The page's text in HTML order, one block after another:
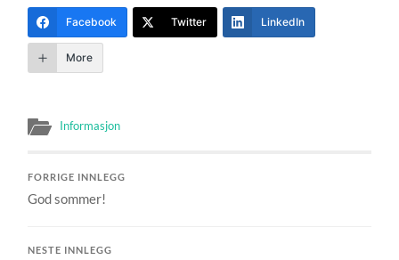
Facebook Twitter LinkedIn
More
Informasjon
FORRIGE INNLEGG
God sommer!
NESTE INNLEGG